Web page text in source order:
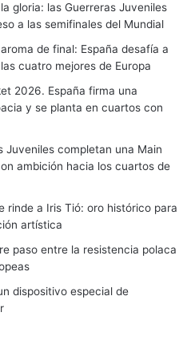
gloria: las Guerreras Juveniles
a las semifinales del Mundial
de final: España desafía a
cuatro mejores de Europa
2026. España firma una
y se planta en cuartos con
Juveniles completan una Main
ambición hacia los cuartos de
rinde a Iris Tió: oro histórico para
artística
paso entre la resistencia polaca
dispositivo especial de